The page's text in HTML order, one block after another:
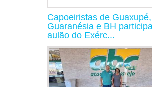
Capoeiristas de Guaxupé,
Guaranésia e BH
aulão do Exérc...